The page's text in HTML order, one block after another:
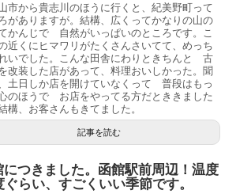
市から貴志川のほうに行くと、紀美野町って
がありますが。結構、広くってかなりの山の
かんじで 自然がいっぱいのところです。こ
近くにヒマワリがたくさんさいてて、めっち
いでした。こんな田舎にわりときちんと 古
改装した店があって、料理おいしかった。聞
土日しか店を開けていなくって 普段はもっ
のほうで お店をやってる方だとききました
構、お客さんもきてました。
記事を読む
につきました。函館駅前周辺！温度
ぐらい、すごくいい季節です。